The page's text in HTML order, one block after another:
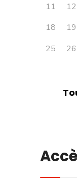
11
12
18
19
25
26